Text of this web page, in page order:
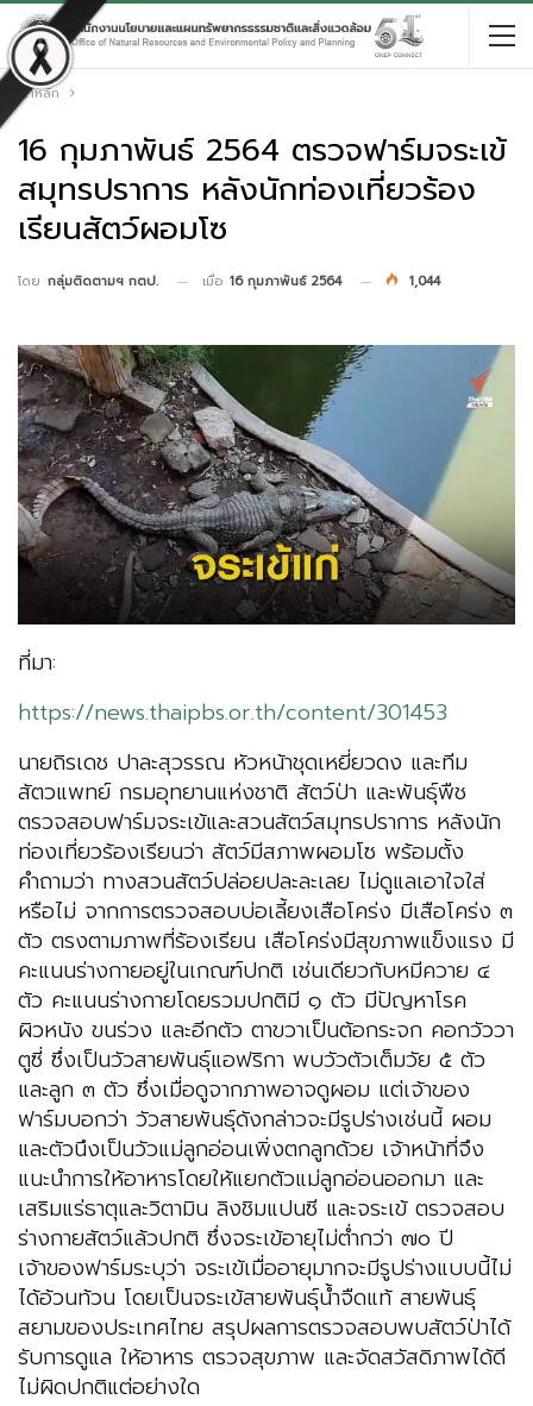
หน้าหลัก
16 กุมภาพันธ์ 2564 ตรวจฟาร์มจระเข้
สมุทรปราการ หลังนักท่องเที่ยวร้อง
เรียนสัตว์ผอมโซ
โดย กลุ่มติดตามฯ กตป. เมื่อ 16 กุมภาพันธ์ 2564 1,044
ที่มา:
https://news.thaipbs.or.th/content/301453
นายถิรเดช ปาละสุวรรณ หัวหน้าชุดเหยี่ยวดง และทีม
สัตวแพทย์ กรมอุทยานแห่งชาติ สัตว์ป่า และพันธุ์พืช
ตรวจสอบฟาร์มจระเข้และสวนสัตว์สมุทรปราการ หลังนัก
ท่องเที่ยวร้องเรียนว่า สัตว์มีสภาพผอมโซ พร้อมตั้ง
คำถามว่า ทางสวนสัตว์ปล่อยปละละเลย ไม่ดูแลเอาใจใส่
หรือไม่ จากการตรวจสอบบ่อเลี้ยงเสือโคร่ง มีเสือโคร่ง ๓
ตัว ตรงตามภาพที่ร้องเรียน เสือโคร่งมีสุขภาพแข็งแรง มี
คะแนนร่างกายอยู่ในเกณฑ์ปกติ เช่นเดียวกับหมีควาย ๔
ตัว คะแนนร่างกายโดยรวมปกติมี ๑ ตัว มีปัญหาโรค
ผิวหนัง ขนร่วง และอีกตัว ตาขวาเป็นต้อกระจก คอกวัววา
ตูซี่ ซึ่งเป็นวัวสายพันธุ์แอฟริกา พบวัวตัวเต็มวัย ๕ ตัว
และลูก ๓ ตัว ซึ่งเมื่อดูจากภาพอาจดูผอม แต่เจ้าของ
ฟาร์มบอกว่า วัวสายพันธุ์ดังกล่าวจะมีรูปร่างเช่นนี้ ผอม
และตัวนึงเป็นวัวแม่ลูกอ่อนเพิ่งตกลูกด้วย เจ้าหน้าที่จึง
แนะนำการให้อาหารโดยให้แยกตัวแม่ลูกอ่อนออกมา และ
เสริมแร่ธาตุและวิตามิน ลิงชิมแปนซี และจระเข้ ตรวจสอบ
ร่างกายสัตว์แล้วปกติ ซึ่งจระเข้อายุไม่ต่ำกว่า ๗๐ ปี
เจ้าของฟาร์มระบุว่า จระเข้เมื่ออายุมากจะมีรูปร่างแบบนี้ไม่
ได้อ้วนท้วน โดยเป็นจระเข้สายพันธุ์น้ำจืดแท้ สายพันธุ์
สยามของประเทศไทย สรุปผลการตรวจสอบพบสัตว์ป่าได้
รับการดูแล ให้อาหาร ตรวจสุขภาพ และจัดสวัสดิภาพได้ดี
ไม่ผิดปกติแต่อย่างใด